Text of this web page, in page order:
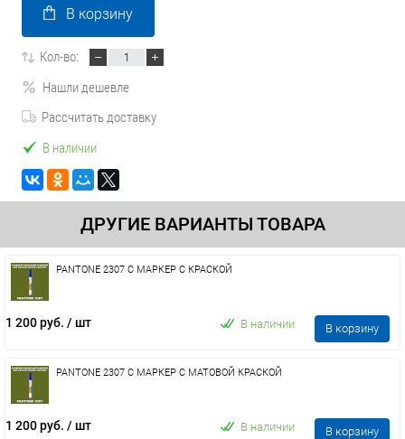
В корзину
Кол-во:
Нашли дешевле
Рассчитать доставку
В наличии
ДРУГИЕ ВАРИАНТЫ ТОВАРА
PANTONE 2307 C МАРКЕР С КРАСКОЙ
1 200 руб. / шт В наличии В корзину
PANTONE 2307 C МАРКЕР С МАТОВОЙ КРАСКОЙ
1 200 руб. / шт В наличии В корзину